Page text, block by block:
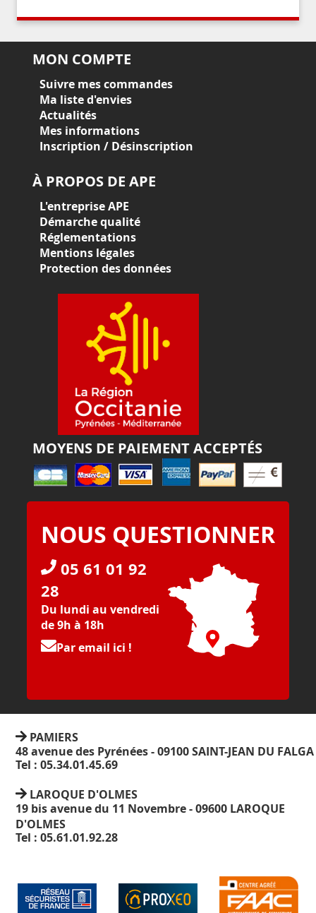
MON COMPTE
Suivre mes commandes
Ma liste d'envies
Actualités
Mes informations
Inscription / Désinscription
À PROPOS DE APE
L'entreprise APE
Démarche qualité
Réglementations
Mentions légales
Protection des données
MOYENS DE PAIEMENT ACCEPTÉS
NOUS QUESTIONNER
05 61 01 92
28
Du lundi au vendredi
de 9h à 18h
Par email ici !
PAMIERS
48 avenue des Pyrénées - 09100 SAINT-JEAN DU FALGA
Tel : 05.34.01.45.69
LAROQUE D'OLMES
19 bis avenue du 11 Novembre - 09600 LAROQUE
D'OLMES
Tel : 05.61.01.92.28